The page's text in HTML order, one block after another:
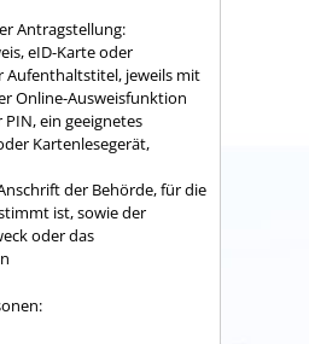
Antragstellung:
eID-Karte oder
Aufenthaltstitel, jeweils mit
Online-Ausweisfunktion
ein geeignetes
Kartenlesegerät,
der Behörde, für die
ist, sowie der
oder das